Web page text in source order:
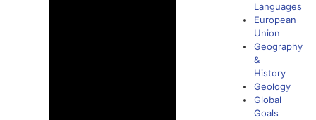
Languages
European
Union
Geography
&
History
Geology
Global
Goals